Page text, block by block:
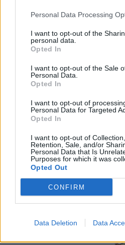
Personal Data Processing
I want to opt-out of the
personal data.
Opted In
I want to opt-out of the Sale
Personal Data.
Opted In
I want to opt-out of
Personal Data for Targeted
Opted In
I want to opt-out of
Retention, Sale, and/or
Personal Data that Is
Purposes for which it was
Opted Out
CONFIRM
Data Deletion Data
LIITTYVÄT ARTIKKELIT LISÄÄ
Leijonat julkisti
Aleksander
kaukaloon
Venäläisveskari
50 jäähyminuuttia
Kanada – USA